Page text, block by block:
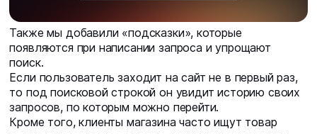
Также мы добавили «подсказки», которые
появляются при написании запроса и упрощают
поиск.
Если пользователь заходит на сайт не в первый раз,
то под поисковой строкой он увидит историю своих
запросов, по которым можно перейти.
Кроме того, клиенты магазина часто ищут товар